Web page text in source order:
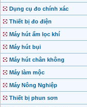
Dụng cụ đo chính xác
Thiết bị đo điện
Máy hút ẩm lọc khí
Máy hút bụi
Máy hút chân không
Máy làm mộc
Máy Nông Nghiệp
Thiết bị phun sơn